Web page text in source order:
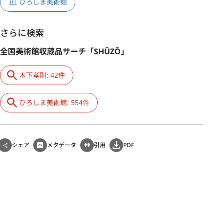
さらに検索
全国美術館収蔵品サーチ「SHŪZŌ」
木下孝則: 42件
ひろしま美術館: 554件
シェア メタデータ 引用 PDF